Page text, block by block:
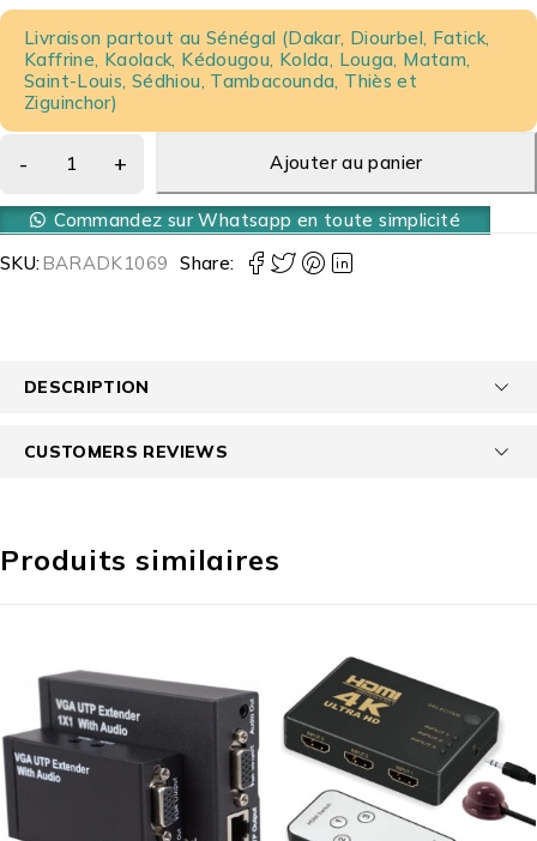
Livraison partout au Sénégal (Dakar, Diourbel, Fatick,
Kaffrine, Kaolack, Kédougou, Kolda, Louga, Matam,
Saint-Louis, Sédhiou, Tambacounda, Thiès et
Ziguinchor)
Ajouter au panier
Commandez sur Whatsapp en toute simplicité
SKU:BARADK1069 Share:
DESCRIPTION
CUSTOMERS REVIEWS
Produits similaires